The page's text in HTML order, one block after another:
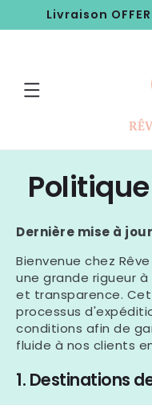
PASSER
AU
Livraison
Dernière mise à
Bienvenue chez Rêve
une grande rigueur
et transparence.
processus
conditions afin de
fluide à nos clients
1. Destinations